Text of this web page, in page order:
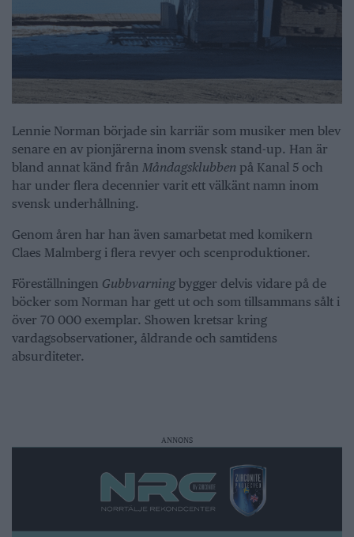
Lennie Norman började sin karriär som musiker men blev
senare en av pionjärerna inom svensk stand-up. Han är
bland annat känd från Måndagsklubben på Kanal 5 och
har under flera decennier varit ett välkänt namn inom
svensk underhållning.
Genom åren har han även samarbetat med komikern
Claes Malmberg i flera revyer och scenproduktioner.
Föreställningen Gubbvarningbygger delvis vidare på de
böcker som Norman har gett ut och som tillsammans sålt i
över 70 000 exemplar. Showen kretsar kring
vardagsobservationer, åldrande och samtidens
absurditeter.
ANNONS